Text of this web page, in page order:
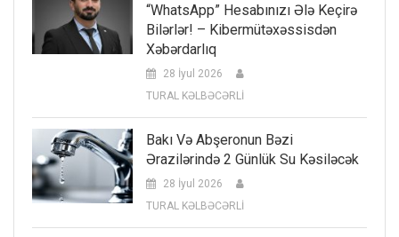
“WhatsApp” Hesabınızı Ələ Keçirə
Bilərlər! – Kibermütəxəssisdən
Xəbərdarlıq
28 İyul 2026
TURAL KƏLBƏCƏRLİ
Bakı Və Abşeronun Bəzi
Ərazilərində 2 Günlük Su Kəsiləcək
28 İyul 2026
TURAL KƏLBƏCƏRLİ